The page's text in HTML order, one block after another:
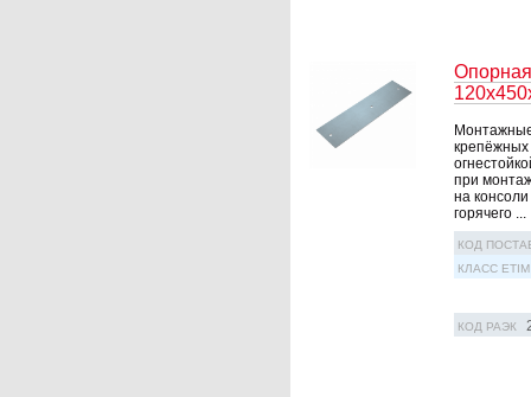
Опорная
при
на
горячего ...
КОД
КЛАСС ETIM
КОД РАЭК